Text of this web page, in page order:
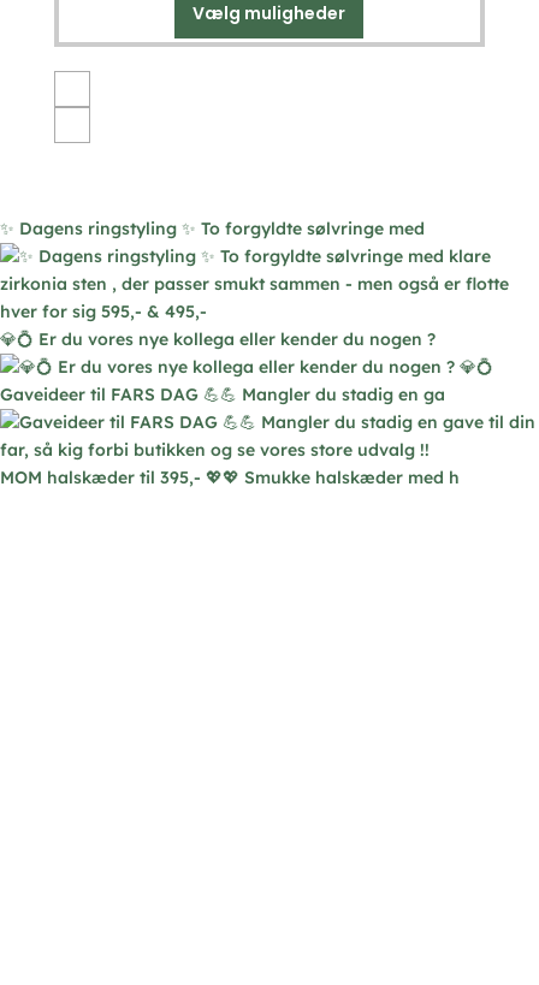
Vælg muligheder
vare
på
varesiden
✨ Dagens ringstyling ✨ To forgyldte sølvringe med
💎💍 Er du vores nye kollega eller kender du nogen ?
Gaveideer til FARS DAG 💪💪 Mangler du stadig en ga
MOM halskæder til 395,- 💖💖 Smukke halskæder med h